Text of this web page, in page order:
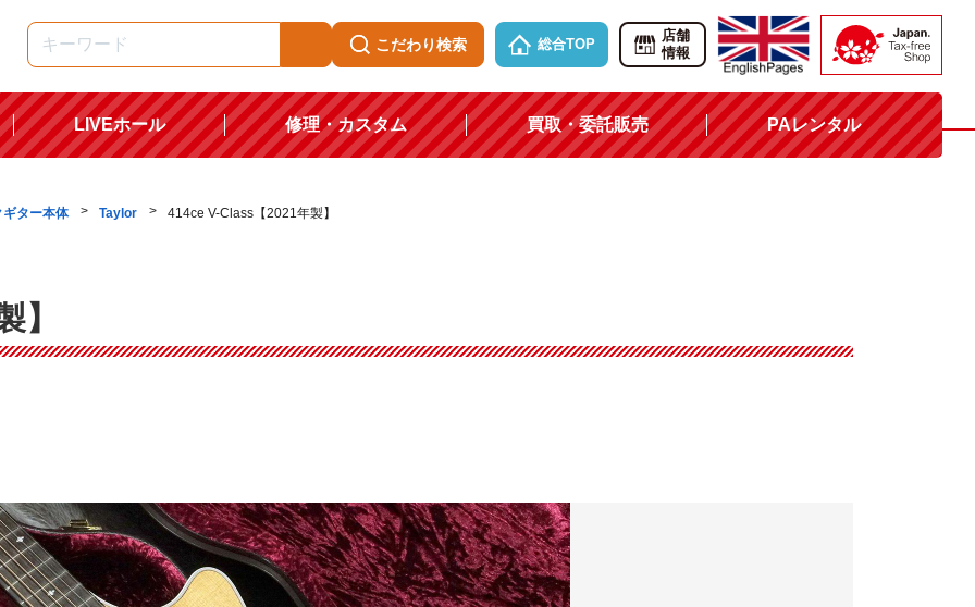
こだわり検索 総合TOP
店舗
情報
LIVEホール 修理・カスタム 買取・委託販売 PAレンタル
ギター本体 Taylor 414ce V-Class【2021年製】
】